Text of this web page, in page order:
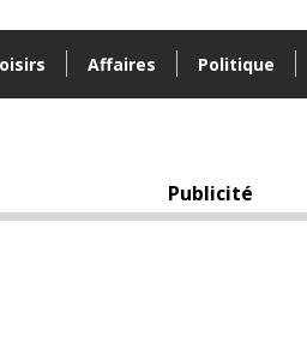
Affaires Politique
Publicité